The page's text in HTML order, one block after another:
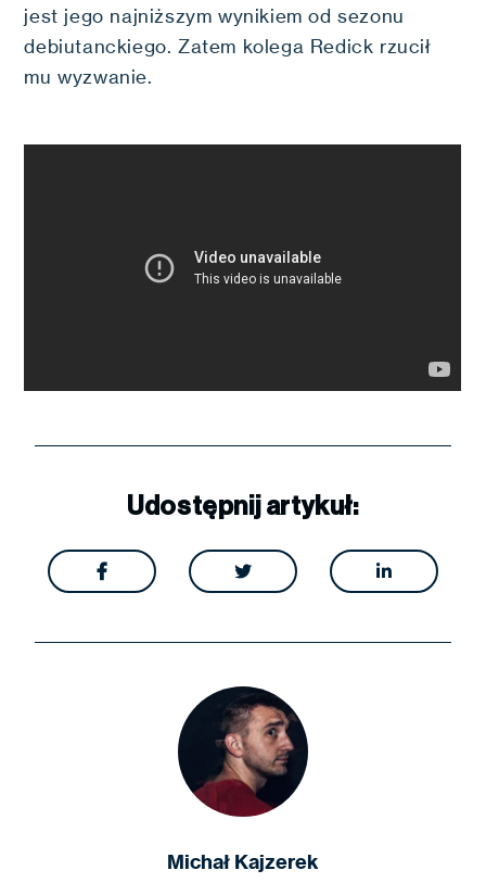
jest jego najniższym wynikiem od sezonu
debiutanckiego. Zatem kolega Redick rzucił
mu wyzwanie.
Udostępnij artykuł:
  
Michał Kajzerek